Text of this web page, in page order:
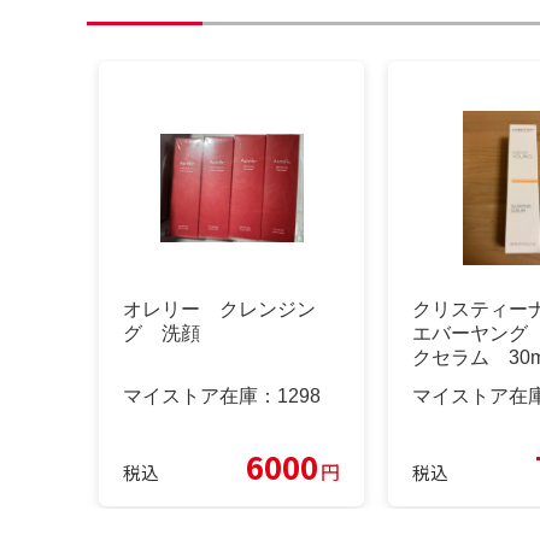
オレリー クレンジン
グ 洗顔
マイストア在庫： 1298
税込 6000円
クリスティ
エバーヤン
クセラム
マイストア在
税込